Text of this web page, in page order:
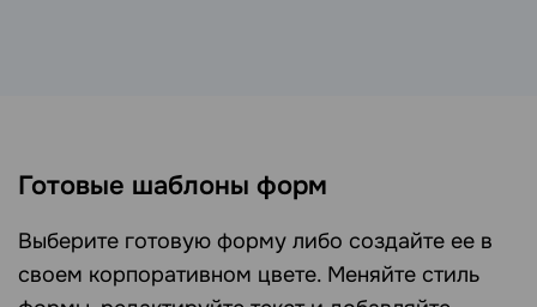
Готовые шаблоны форм
Выберите готовую форму либо создайте ее в
своем корпоративном цвете. Меняйте стиль